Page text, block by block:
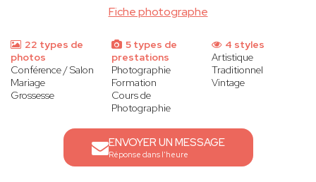
Fiche photographe
22 types de
photos
Conférence / Salon
Mariage
Grossesse
5 types de
prestations
Photographie
Formation
Cours de
Photographie
4 styles
Artistique
Traditionnel
Vintage
ENVOYER UN MESSAGE
Réponse dans l'heure